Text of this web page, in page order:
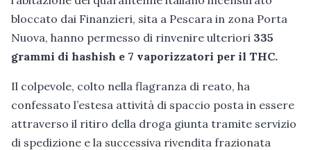
bloccato dai Finanzieri, sita a Pescara in zona Porta
Nuova, hanno permesso di rinvenire ulteriori 335
grammi di hashish e 7 vaporizzatori per il THC.
Il colpevole, colto nella flagranza di reato, ha
confessato l’estesa attività di spaccio posta in essere
attraverso il ritiro della droga giunta tramite servizio
di spedizione e la successiva rivendita frazionata